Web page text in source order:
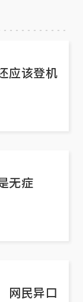
应该登机
无症
网民异口